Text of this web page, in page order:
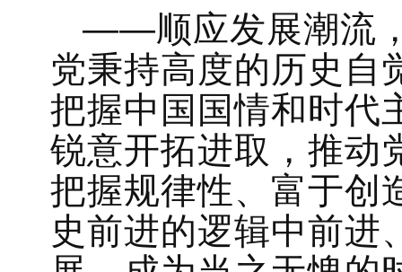
——顺应发展潮流
党秉持高度的历史自
把握中国国情和时代
锐意开拓进取，推动
把握规律性、富于创
史前进的逻辑中前进